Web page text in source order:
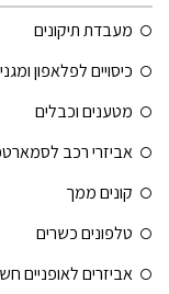
מעבדת תיקונים
כיסויים לפלאפון
מטענים וכבלים
אביזרי רכב
קונים ממך
טלפונים כשרים
אביזרים לאופניים